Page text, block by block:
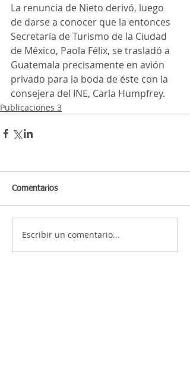
La renuncia de Nieto derivó, luego
de darse a conocer que la entonces
Secretaría de Turismo de la Ciudad
de México, Paola Félix, se trasladó a
Guatemala precisamente en avión
privado para la boda de éste con la
consejera del INE, Carla Humpfrey.
Publicaciones 3
Comentarios
Escribir un comentario...